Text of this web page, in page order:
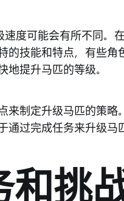
速度可能会有所不同。
的技能和特点，有些角
地提升马匹的等级。
来制定升级马匹的策略
通过完成任务来升级马
和挑